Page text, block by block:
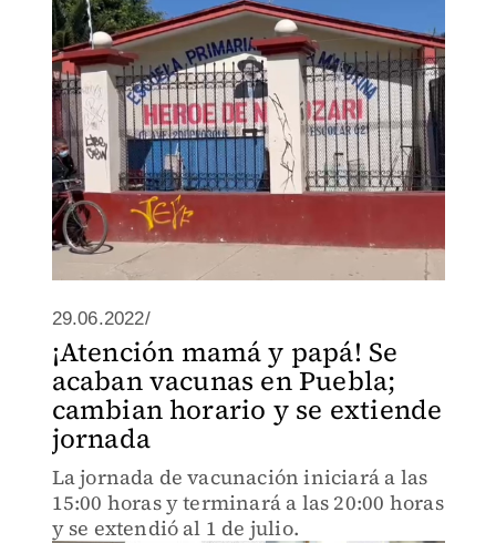
29.06.2022/
¡Atención mamá y papá! Se
acaban vacunas en Puebla;
cambian horario y se extiende
jornada
La jornada de vacunación iniciará a las
15:00 horas y terminará a las 20:00 horas
y se extendió al 1 de julio.